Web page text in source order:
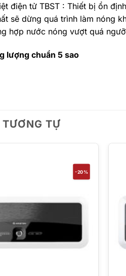
điện tử TBST : Thiết bị ổn
sẽ dừng quá trình làm nóng
hợp nước nóng vượt quá
lượng chuẩn 5 sao
TỰ
-20%